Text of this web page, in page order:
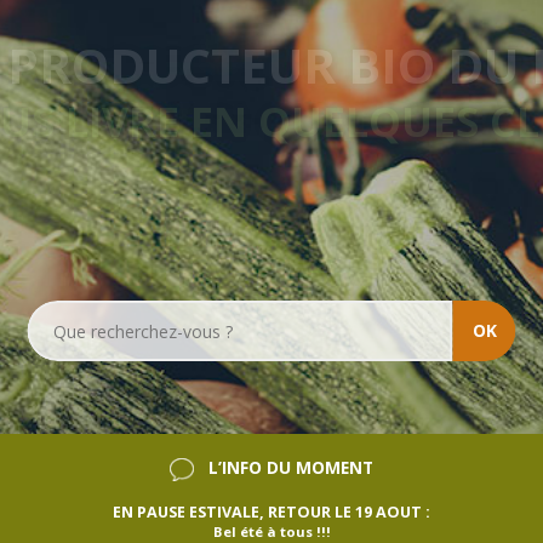
SANS ENGAGEMENT
OK
L’INFO DU MOMENT
EN PAUSE ESTIVALE, RETOUR LE 19 AOUT :
Bel été à tous !!!